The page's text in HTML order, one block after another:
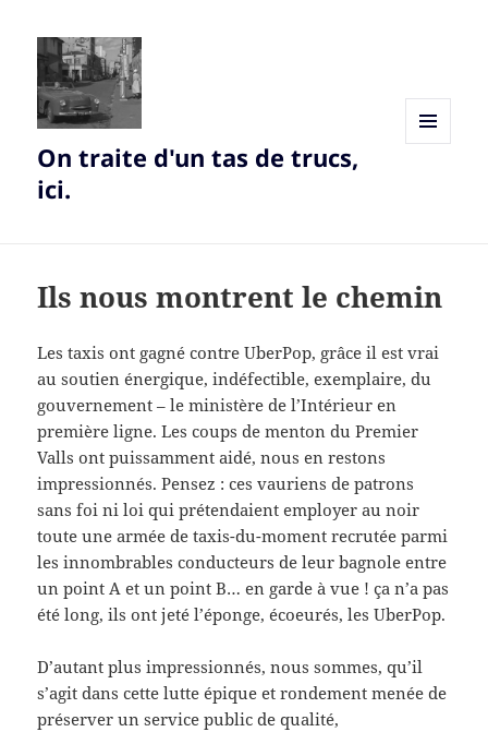
On traite d'un tas de trucs,
ici.
Ils nous montrent le chemin
Les taxis ont gagné contre UberPop, grâce il est vrai
au soutien énergique, indéfectible, exemplaire, du
gouvernement – le ministère de l’Intérieur en
première ligne. Les coups de menton du Premier
Valls ont puissamment aidé, nous en restons
impressionnés. Pensez : ces vauriens de patrons
sans foi ni loi qui prétendaient employer au noir
toute une armée de taxis-du-moment recrutée parmi
les innombrables conducteurs de leur bagnole entre
un point A et un point B… en garde à vue ! ça n’a pas
été long, ils ont jeté l’éponge, écoeurés, les UberPop.
D’autant plus impressionnés, nous sommes, qu’il
s’agit dans cette lutte épique et rondement menée de
préserver un service public de qualité,